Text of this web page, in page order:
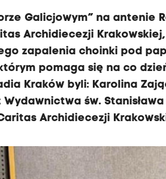
Galicjowym” na antenie
Archidiecezji
zapalenia choinki pod
pomaga się na co
Kraków byli: Karolina
Wydawnictwa św.
Archidiecezji